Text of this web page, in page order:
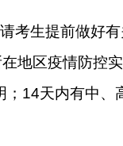
考生提前做好
地区疫情防控
；14天内有中